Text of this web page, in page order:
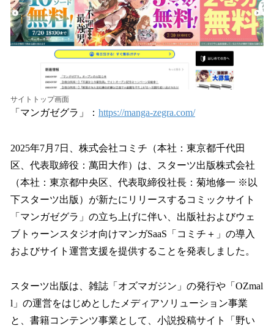
読
み
込
み
サイトトップ画面
「マンガゼグラ」： https://manga-zegra.com/
2025年7月7日、株式会社コミチ（本社：東京都千代田
区、代表取締役：萬田大作）は、スターツ出版株式会社
（本社：東京都中央区、代表取締役社長：菊地修一 ※以
下スターツ出版）が新たにリリースするコミックサイト
「マンガゼグラ」の立ち上げに伴い、出版社およびウェ
ブトゥーンスタジオ向けマンガSaaS「コミチ＋」の導入
およびサイト運営支援を提供することを発表しました。
スターツ出版は、雑誌「オズマガジン」の発行や「OZmal
l」の運営をはじめとしたメディアソリューション事業
と、書籍コンテンツ事業として、小説投稿サイト「野い